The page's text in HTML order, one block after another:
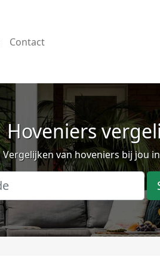
Contact
Hoveniers
Vergelijken van hoveniers bij jou